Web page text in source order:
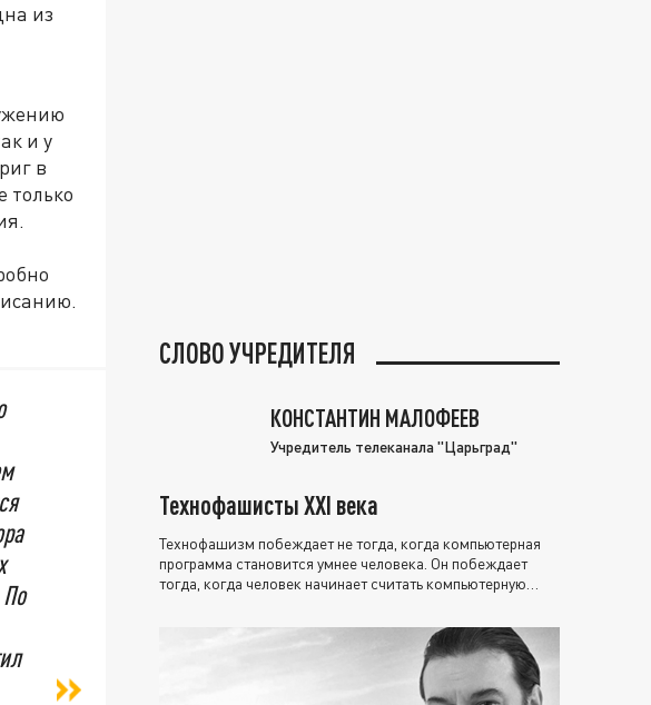
из
и у
в
только
СЛОВО УЧРЕДИТЕЛЯ
КОНСТАНТИН МАЛОФЕЕВ
Учредитель телеканала "Царьград"
Технофашисты XXI века
Технофашизм побеждает не тогда, когда компьютерная
программа становится умнее человека. Он побеждает
тогда, когда человек начинает считать компьютерную